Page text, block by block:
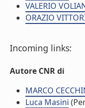
VALERIO
ORAZIO
Incoming links:
Autore CNR di
MARCO
Luca Masini